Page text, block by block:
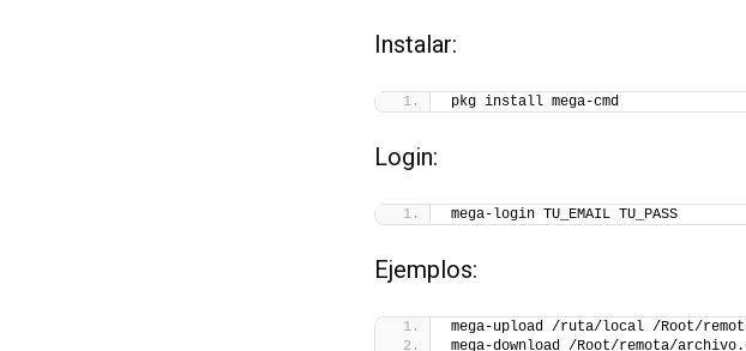
Instalar:
pkg install mega-cmd
Login:
mega-login TU_EMAIL TU_PASS
Ejemplos:
mega-upload /ruta/local /Root/
mega-download /Root/remota/